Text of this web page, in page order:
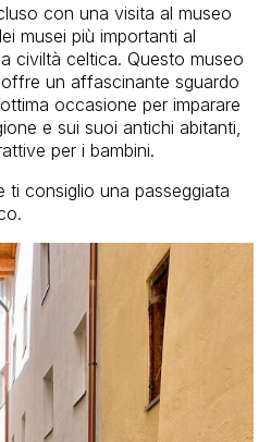
con una visita al museo
musei più importanti al
civiltà celtica. Questo museo
un affascinante sguardo
occasione per imparare
e sui suoi antichi abitanti,
per i bambini.
ti consiglio una passeggiata